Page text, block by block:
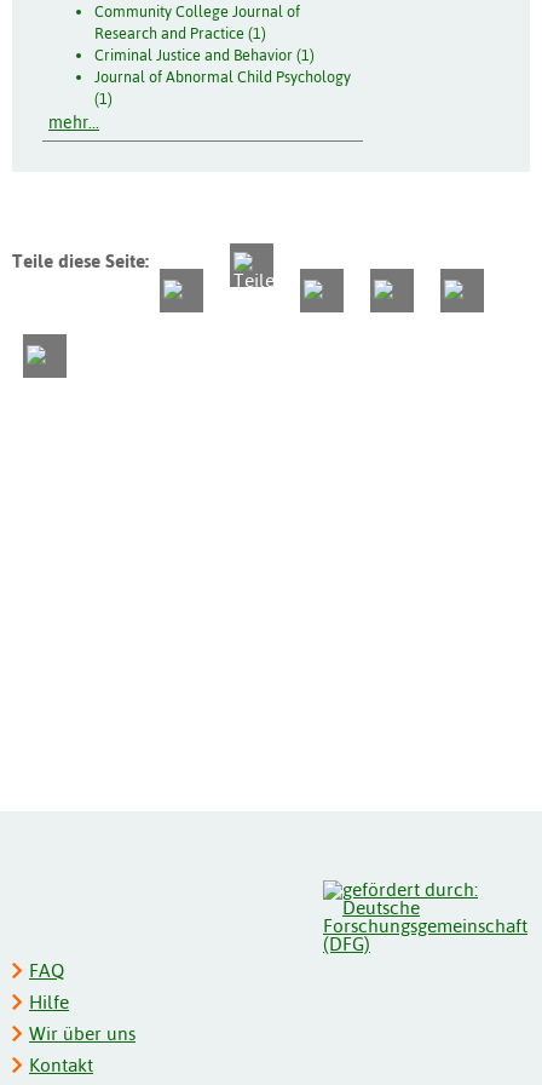
Community College Journal of
Research and Practice (1)
Criminal Justice and Behavior (1)
Journal of Abnormal Child Psychology
(1)
mehr...
Teile diese Seite:
FAQ
Hilfe
Wir über uns
Kontakt